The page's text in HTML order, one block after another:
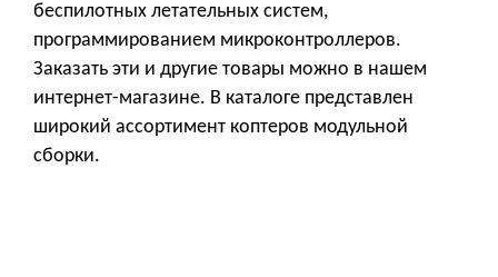
беспилотных летательных систем,
программированием микроконтроллеров.
Заказать эти и другие товары можно в нашем
интернет-магазине. В каталоге представлен
широкий ассортимент коптеров модульной
сборки.